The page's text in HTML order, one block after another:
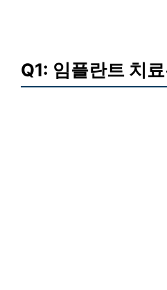
Q1: 임플란트 치